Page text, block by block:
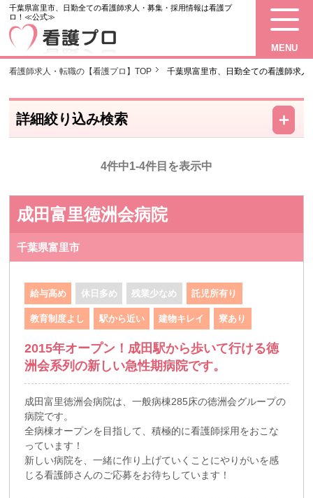
千葉県富里市、日勤全ての看護師求人・募集・採用情報は看護プ
ロ！≪公式≫
MENU
看護師求人・転職の【看護プロ】TOP 千葉県富里市、日勤全ての看護師求人
詳細絞り込み検索 －
＋
4件中1-4件目を表示中
成田富里徳洲会病院
千葉県富里市
給与高め 休日多め 残業少なめ 託児所有り
教育制度よし 駅から近い 建物キレイ 寮あり
2015年オープン！成田駅から歩いて行ける徳
洲会系列の新しい急性期病院です。
成田富里徳洲会病院は、一般病棟285床の徳洲会グループの
病院です。
全病棟オープンを目指して、積極的に看護師採用をおこな
っています！
新しい病院を、一緒に作り上げていくことにやりがいを感
じる看護師さんのご応募をお待ちしています！